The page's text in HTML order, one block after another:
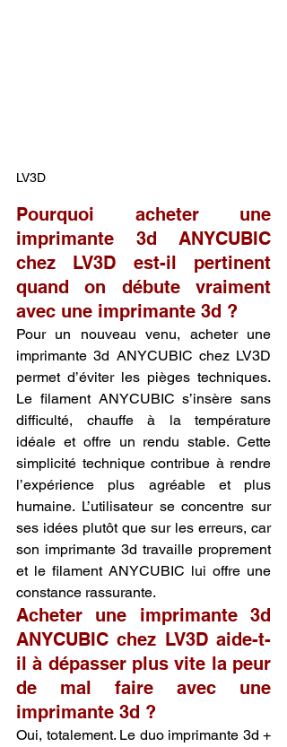
LV3D
Pourquoi acheter une
imprimante 3d ANYCUBIC
chez LV3D est-il pertinent
quand on débute vraiment
avec une imprimante 3d ?
Pour un nouveau venu, acheter une
imprimante 3d ANYCUBIC chez LV3D
permet d’éviter les pièges techniques.
Le filament ANYCUBIC s’insère sans
difficulté, chauffe à la température
idéale et offre un rendu stable. Cette
simplicité technique contribue à rendre
l’expérience plus agréable et plus
humaine. L’utilisateur se concentre sur
ses idées plutôt que sur les erreurs, car
son imprimante 3d travaille proprement
et le filament ANYCUBIC lui offre une
constance rassurante.
Acheter une imprimante 3d
ANYCUBIC chez LV3D aide-t-
il à dépasser plus vite la peur
de mal faire avec une
imprimante 3d ?
Oui, totalement. Le duo imprimante 3d +